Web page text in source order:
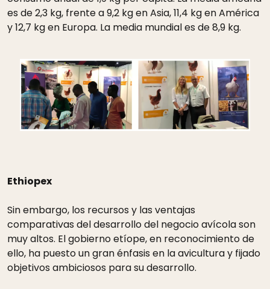
es de 2,3 kg, frente a 9,2 kg en Asia, 11,4 kg en América
y 12,7 kg en Europa. La media mundial es de 8,9 kg.
Ethiopex
Sin embargo, los recursos y las ventajas
comparativas del desarrollo del negocio avícola son
muy altos. El gobierno etíope, en reconocimiento de
ello, ha puesto un gran énfasis en la avicultura y fijado
objetivos ambiciosos para su desarrollo.